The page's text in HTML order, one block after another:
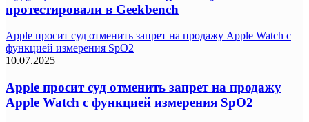
протестировали в Geekbench
Apple просит суд отменить запрет на продажу Apple Watch с
функцией измерения SpO2
10.07.2025
Apple просит суд отменить запрет на продажу
Apple Watch с функцией измерения SpO2